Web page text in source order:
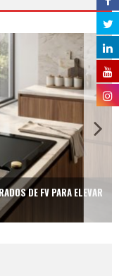
DE FV PARA ELEVAR